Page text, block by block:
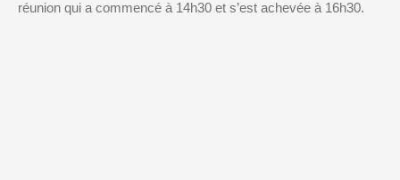
réunion qui a commencé à 14h30 et s’est achevée à 16h30.